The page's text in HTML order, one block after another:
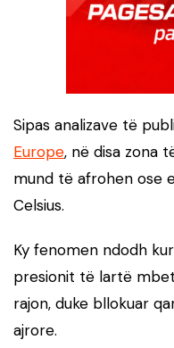
Sipas analizave të
Europe, në disa zona
mund të afrohen ose
Celsius.
Ky fenomen ndodh
presionit të lartë
rajon, duke bllokuar
ajrore.